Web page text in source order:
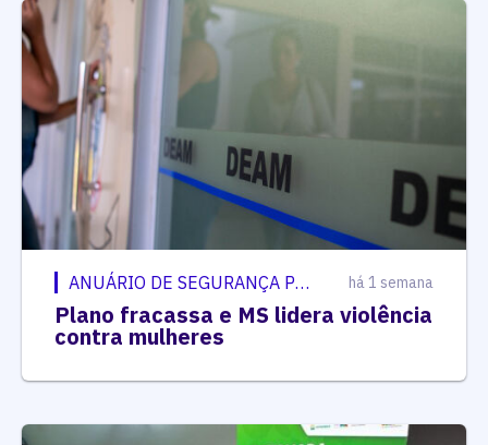
ANUÁRIO DE SEGURANÇA PÚBLICA há 1 semana
Plano fracassa e MS lidera violência
contra mulheres